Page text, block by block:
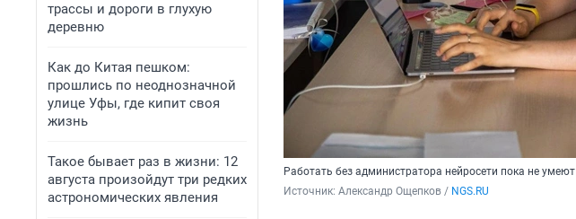
трассы и дороги в глухую
деревню
Как до Китая пешком:
прошлись по неоднозначной
улице Уфы, где кипит своя
жизнь
Такое бывает раз в жизни: 12
августа произойдут три редких
астрономических явления
Работать без администратора нейросети пока не умеют
Источник: Александр Ощепков / NGS.RU